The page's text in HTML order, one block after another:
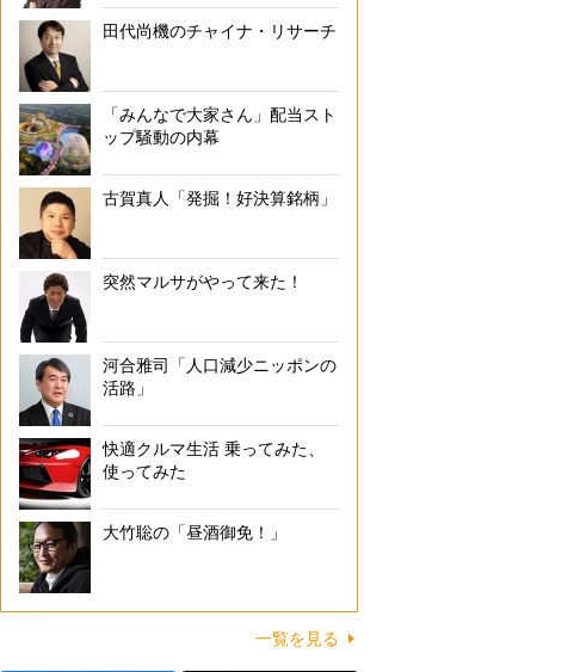
田代尚機のチャイナ・リサーチ
「みんなで大家さん」配当スト
ップ騒動の内幕
古賀真人「発掘！好決算銘柄」
突然マルサがやって来た！
河合雅司「人口減少ニッポンの
活路」
快適クルマ生活 乗ってみた、
使ってみた
大竹聡の「昼酒御免！」
一覧を見る